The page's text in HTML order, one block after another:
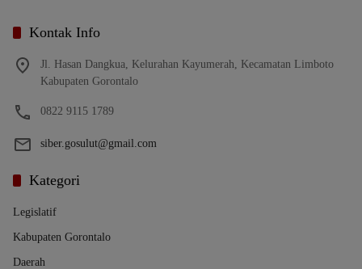
Kontak Info
Jl. Hasan Dangkua, Kelurahan Kayumerah, Kecamatan Limboto
Kabupaten Gorontalo
0822 9115 1789
siber.gosulut@gmail.com
Kategori
Legislatif
Kabupaten Gorontalo
Daerah